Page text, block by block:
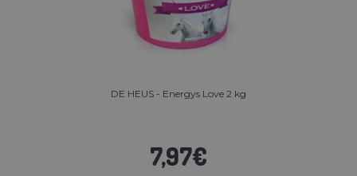
DE HEUS - Energys Love 2 kg
7,97€